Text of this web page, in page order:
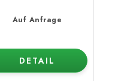
Auf Anfrage
DETAIL